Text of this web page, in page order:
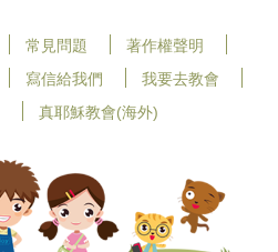
常見問題
著作權聲明
寫信給我們
我要去教會
真耶穌教會(海外)